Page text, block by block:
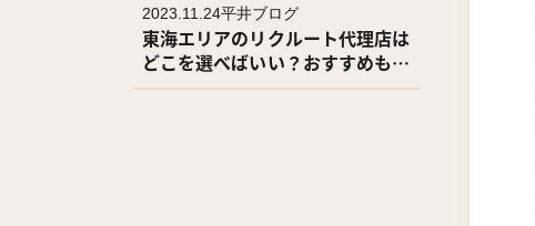
2023.11.24平井ブログ
東海エリアのリクルート代理店は
どこを選べばいい？おすすめも紹
介！